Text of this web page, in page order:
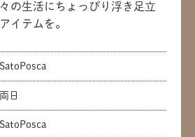
の生活にちょっぴり浮き足立
イテムを。
SatoPosca
両日
SatoPosca